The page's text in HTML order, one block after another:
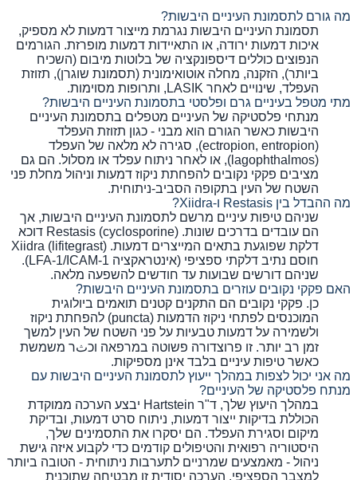
מה גורם לתסמונת העיניים היבשות?
תסמונת העיניים היבשות נגרמת מייצור דמעות לא מספיק,
איכות דמעות ירודה, או התאיידות דמעות מופרזת. הגורמים
הנפוצים כוללים דיספונקציה של בלוטות מיבום (השכיח
ביותר), הזקנה, מחלה אוטואימונית (תסמונת שוגרן), תזוזת
העפלד, שינויים לאחר LASIK, ותרופות מסוימות.
מתי מטפל בעיניים גרם ופלסטי בתסמונת העיניים היבשות?
מנתחי פלסטיקה של העיניים מטפלים בתסמונת העיניים
היבשות כאשר הגורם הוא מבני - כגון תזוזת העפלד
(ectropion, entropion), סגירה לא מלאה של העפלד
(lagophthalmos), או לאחר ניתוח עפלד או מסלול. הם גם
מציבים פקקי נקובים להפחתת ניקוז דמעות וניהול מחלת פני
השטח של העין בתקופה הסביב-ניתוחית.
מה ההבדל בין Restasis ו-Xiidra?
שניהם טיפות עיניים מרשם לתסמונת העיניים היבשות, אך
הם עובדים בדרכים שונות. Restasis (cyclosporine) דוכא
דלקת שפוגעת בתאים המייצרים דמעות. Xiidra (lifitegrast)
חוסם נתיב דלקתי ספציפי (אינטראקציה LFA-1/ICAM-1).
שניהם דורשים שבועות עד חודשים להשפעה מלאה.
האם פקקי נקובים עוזרים בתסמונת העיניים היבשות?
כן. פקקי נקובים הם התקנים קטנים תואמים ביולוגית
המוכנסים לפתחי ניקוז הדמעות (puncta) להפחתת ניקוז
ולשמירה על דמעות טבעיות על פני השטח של העין למשך
זמן רב יותר. זו פרוצדורה פשוטה במרפאה וכثר משמשת
כאשר טיפות עיניים בלבד אינן מספיקות.
מה אני יכול לצפות במהלך ייעוץ לתסמונת העיניים היבשות עם
מנתח פלסטיקה של העיניים?
במהלך היעוץ שלך, ד"ר Hartstein יבצע הערכה ממוקדת
הכוללת בדיקות ייצור דמעות, ניתוח סרט דמעות, ובדיקת
מיקום וסגירת העפלד. הם יסקרו את התסמינים שלך,
היסטוריה רפואית והטיפולים קודמים כדי לקבוע איזה גישת
ניהול - מאמצעים שמרניים לתערבות ניתוחית - הטובה ביותר
למצבך הספציפי. הערכה יסודית זו מבטיחה שתוכנית